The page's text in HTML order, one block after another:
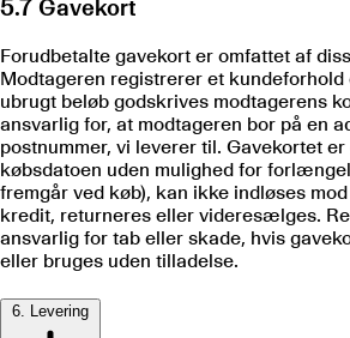
5.7 Gavekort
Forudbetalte gavekort er omfattet af
Modtageren registrerer et kundeforhold
ubrugt beløb godskrives modtagerens
ansvarlig for, at modtageren bor på en
postnummer, vi leverer til. Gavekortet
købsdatoen uden mulighed for
fremgår ved køb), kan ikke indløses
kredit, returneres eller videresælges.
ansvarlig for tab eller skade, hvis
eller bruges uden tilladelse.